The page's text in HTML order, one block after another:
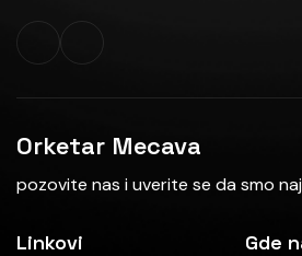
Orketar Mecava
pozovite nas i uverite se da smo
Linkovi Gde